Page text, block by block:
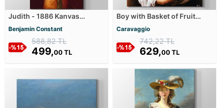
Judith - 1886 Kanvas
Tablosu
Benjamin Constant
588,82 TL
499,00 TL
Boy with Basket of Fruit
Kanvas Tablosu
Caravaggio
742,22 TL
629,00 TL